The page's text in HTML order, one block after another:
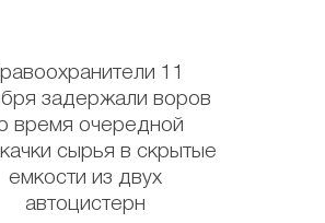
11
задержали воров
время очередной
сырья в скрытые
емкости из двух
автоцистерн